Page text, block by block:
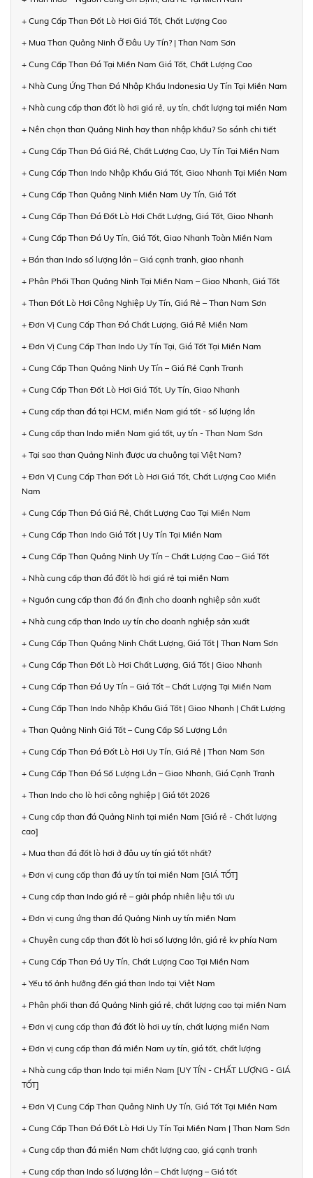
+ Cung Cấp Than Đốt Lò Hơi Giá Tốt, Chất Lượng Cao
+ Mua Than Quảng Ninh Ở Đâu Uy Tín? | Than Nam Sơn
+ Cung Cấp Than Đá Tại Miền Nam Giá Tốt, Chất Lượng Cao
+ Nhà Cung Ứng Than Đá Nhập Khẩu Indonesia Uy Tín Tại Miền Nam
+ Nhà cung cấp than đốt lò hơi giá rẻ, uy tín, chất lượng tại miền Nam
+ Nên chọn than Quảng Ninh hay than nhập khẩu? So sánh chi tiết
+ Cung Cấp Than Đá Giá Rẻ, Chất Lượng Cao, Uy Tín Tại Miền Nam
+ Cung Cấp Than Indo Nhập Khẩu Giá Tốt, Giao Nhanh Tại Miền Nam
+ Cung Cấp Than Quảng Ninh Miền Nam Uy Tín, Giá Tốt
+ Cung Cấp Than Đá Đốt Lò Hơi Chất Lượng, Giá Tốt, Giao Nhanh
+ Cung Cấp Than Đá Uy Tín, Giá Tốt, Giao Nhanh Toàn Miền Nam
+ Bán than Indo số lượng lớn – Giá cạnh tranh, giao nhanh
+ Phân Phối Than Quảng Ninh Tại Miền Nam – Giao Nhanh, Giá Tốt
+ Than Đốt Lò Hơi Công Nghiệp Uy Tín, Giá Rẻ – Than Nam Sơn
+ Đơn Vị Cung Cấp Than Đá Chất Lượng, Giá Rẻ Miền Nam
+ Đơn Vị Cung Cấp Than Indo Uy Tín Tại, Giá Tốt Tại Miền Nam
+ Cung Cấp Than Quảng Ninh Uy Tín – Giá Rẻ Cạnh Tranh
+ Cung Cấp Than Đốt Lò Hơi Giá Tốt, Uy Tín, Giao Nhanh
+ Cung cấp than đá tại HCM, miền Nam giá tốt - số lượng lớn
+ Cung cấp than Indo miền Nam giá tốt, uy tín - Than Nam Sơn
+ Tại sao than Quảng Ninh được ưa chuộng tại Việt Nam?
+ Đơn Vị Cung Cấp Than Đốt Lò Hơi Giá Tốt, Chất Lượng Cao Miền
Nam
+ Cung Cấp Than Đá Giá Rẻ, Chất Lượng Cao Tại Miền Nam
+ Cung Cấp Than Indo Giá Tốt | Uy Tín Tại Miền Nam
+ Cung Cấp Than Quảng Ninh Uy Tín – Chất Lượng Cao – Giá Tốt
+ Nhà cung cấp than đá đốt lò hơi giá rẻ tại miền Nam
+ Nguồn cung cấp than đá ổn định cho doanh nghiệp sản xuất
+ Nhà cung cấp than Indo uy tín cho doanh nghiệp sản xuất
+ Cung Cấp Than Quảng Ninh Chất Lượng, Giá Tốt | Than Nam Sơn
+ Cung Cấp Than Đốt Lò Hơi Chất Lượng, Giá Tốt | Giao Nhanh
+ Cung Cấp Than Đá Uy Tín – Giá Tốt – Chất Lượng Tại Miền Nam
+ Cung Cấp Than Indo Nhập Khẩu Giá Tốt | Giao Nhanh | Chất Lượng
+ Than Quảng Ninh Giá Tốt – Cung Cấp Số Lượng Lớn
+ Cung Cấp Than Đá Đốt Lò Hơi Uy Tín, Giá Rẻ | Than Nam Sơn
+ Cung Cấp Than Đá Số Lượng Lớn – Giao Nhanh, Giá Cạnh Tranh
+ Than Indo cho lò hơi công nghiệp | Giá tốt 2026
+ Cung cấp than đá Quảng Ninh tại miền Nam [Giá rẻ - Chất lượng
cao]
+ Mua than đá đốt lò hơi ở đâu uy tín giá tốt nhất?
+ Đơn vị cung cấp than đá uy tín tại miền Nam [GIÁ TỐT]
+ Cung cấp than Indo giá rẻ – giải pháp nhiên liệu tối ưu
+ Đơn vị cung ứng than đá Quảng Ninh uy tín miền Nam
+ Chuyên cung cấp than đốt lò hơi số lượng lớn, giá rẻ kv phía Nam
+ Cung Cấp Than Đá Uy Tín, Chất Lượng Cao Tại Miền Nam
+ Yếu tố ảnh hưởng đến giá than Indo tại Việt Nam
+ Phân phối than đá Quảng Ninh giá rẻ, chất lượng cao tại miền Nam
+ Đơn vị cung cấp than đá đốt lò hơi uy tín, chất lượng miền Nam
+ Đơn vị cung cấp than đá miền Nam uy tín, giá tốt, chất lượng
+ Nhà cung cấp than Indo tại miền Nam [UY TÍN - CHẤT LƯỢNG - GIÁ
TỐT]
+ Đơn Vị Cung Cấp Than Quảng Ninh Uy Tín, Giá Tốt Tại Miền Nam
+ Cung Cấp Than Đá Đốt Lò Hơi Uy Tín Tại Miền Nam | Than Nam Sơn
+ Cung cấp than đá miền Nam chất lượng cao, giá cạnh tranh
+ Cung cấp than Indo số lượng lớn – Chất lượng – Giá tốt